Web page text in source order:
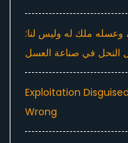
وعسله ملك له وليس لنا:
النحل في صناعة العسل
Exploitation
Wrong